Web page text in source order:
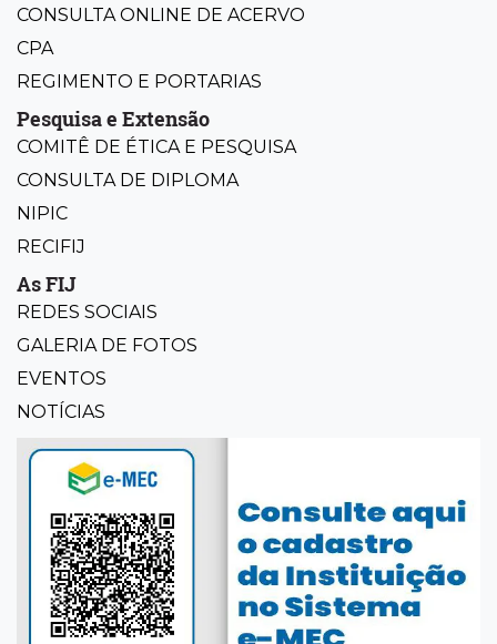
CONSULTA ONLINE DE ACERVO
CPA
REGIMENTO E PORTARIAS
Pesquisa e Extensão
COMITÊ DE ÉTICA E PESQUISA
CONSULTA DE DIPLOMA
NIPIC
RECIFIJ
As FIJ
REDES SOCIAIS
GALERIA DE FOTOS
EVENTOS
NOTÍCIAS